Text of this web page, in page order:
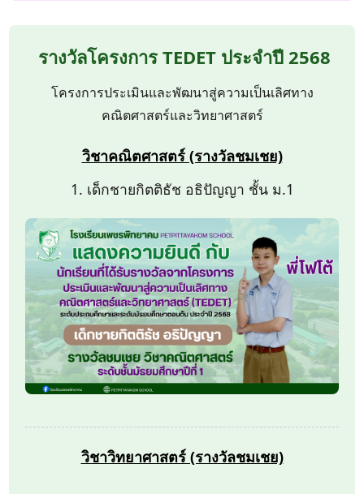
รางวัลโครงการ TEDET ประจำปี 2568
โครงการประเมินและพัฒนาสู่ความเป็นเลิศทาง
คณิตศาสตร์และวิทยาศาสตร์
วิชาคณิตศาสตร์ (รางวัลชมเชย)
1. เด็กชายกิตติธัช อธิปัญญา ชั้น ม.1
วิชาวิทยาศาสตร์ (รางวัลชมเชย)